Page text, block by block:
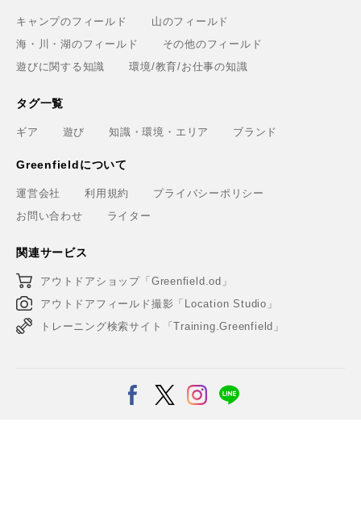
キャンプのフィールド
山のフィールド
海・川・湖のフィールド
その他のフィールド
遊びに関する知識
環境/教育/お仕事の知識
タグ一覧
ギア 遊び 知識・環境・エリア ブランド
Greenfieldについて
運営会社 利用規約
プライバシーポリシー
お問い合わせ
ライター
関連サービス
アウトドアショップ「Greenfield.od」
アウトドアフィールド撮影「Location Studio」
トレーニング検索サイト「Training.Greenfield」